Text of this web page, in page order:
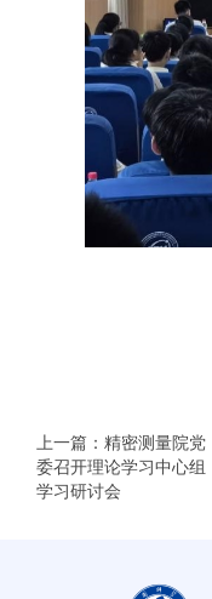
上一篇：精密测量院党
委召开理论学习中心组
学习研讨会